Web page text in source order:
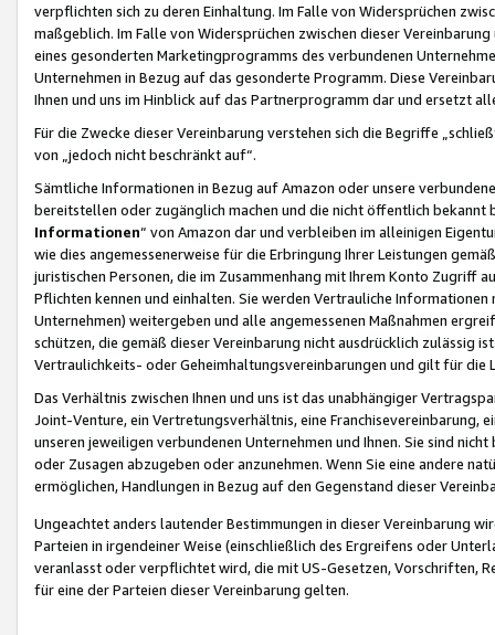
verpflichten sich zu deren Einhaltung. Im Falle von Widersprüchen
maßgeblich. Im Falle von Widersprüchen zwischen dieser
eines gesonderten Marketingprogramms des verbundenen
Unternehmen in Bezug auf das gesonderte Programm. Diese
Ihnen und uns im Hinblick auf das Partnerprogramm dar und ersetzt
Für die Zwecke dieser Vereinbarung verstehen sich die Begriffe
von „jedoch nicht beschränkt auf“.
Sämtliche Informationen in Bezug auf Amazon oder unsere
bereitstellen oder zugänglich machen und die nicht öffentlich
Informationen“ von Amazon dar und verbleiben im alleinigen
wie dies angemessenerweise für die Erbringung Ihrer Leistungen
juristischen Personen, die im Zusammenhang mit Ihrem Konto
Pflichten kennen und einhalten. Sie werden Vertrauliche
Unternehmen) weitergeben und alle angemessenen Maßnahmen
schützen, die gemäß dieser Vereinbarung nicht ausdrücklich zulässig
Vertraulichkeits- oder Geheimhaltungsvereinbarungen und gilt für die
Das Verhältnis zwischen Ihnen und uns ist das unabhängiger
Joint-Venture, ein Vertretungsverhältnis, eine Franchisevereinbarung,
unseren jeweiligen verbundenen Unternehmen und Ihnen. Sie sind
oder Zusagen abzugeben oder anzunehmen. Wenn Sie eine andere
ermöglichen, Handlungen in Bezug auf den Gegenstand dieser
Ungeachtet anders lautender Bestimmungen in dieser Vereinbarung
Parteien in irgendeiner Weise (einschließlich des Ergreifens oder
veranlasst oder verpflichtet wird, die mit US-Gesetzen, Vorschriften,
für eine der Parteien dieser Vereinbarung gelten.